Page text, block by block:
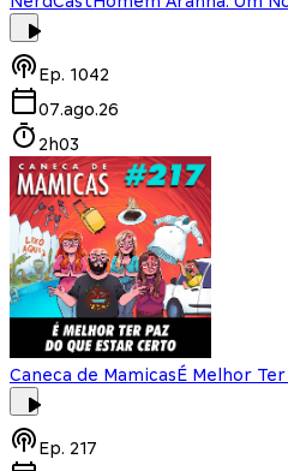
Ep. 1042
07.ago.26
2h03
Caneca de MamicasÉ Melhor
Ep. 217